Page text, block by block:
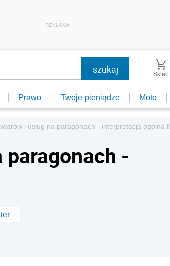
REKLAMA
Sklep
Prawo Twoje pieniądze Moto
i usług na paragonach - interpretacja ogólna
paragonach -